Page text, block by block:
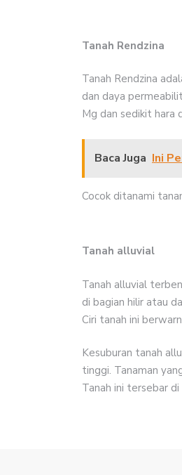
Tanah Rendzina
Tanah Rendzina
dan daya
Mg dan sedikit hara
Baca Juga Ini
Cocok ditanami
Tanah alluvial
Tanah alluvial
di bagian hilir atau
Ciri tanah ini
Kesuburan tanah
tinggi. Tanaman
Tanah ini tersebar di